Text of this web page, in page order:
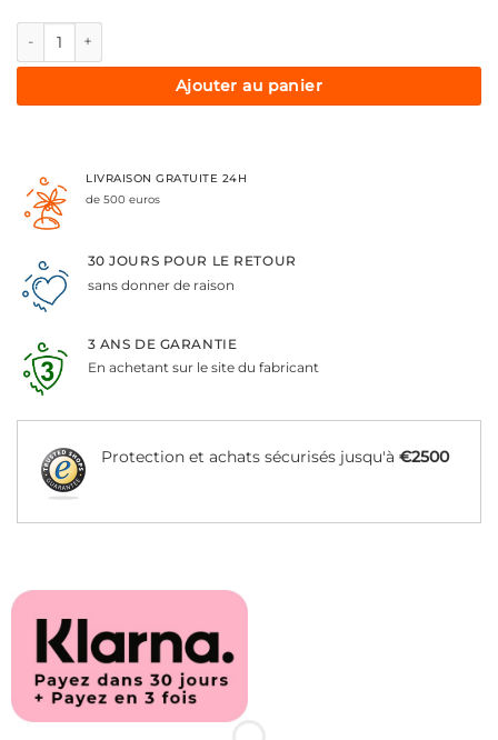
Ajouter au panier
LIVRAISON GRATUITE 24H
de 500 euros
30 JOURS POUR LE RETOUR
sans donner de raison
3 ANS DE GARANTIE
En achetant sur le site du fabricant
Protection et achats sécurisés jusqu'à €2500